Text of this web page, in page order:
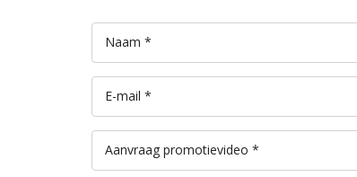
Naam *
E-mail *
Aanvraag promotievideo *